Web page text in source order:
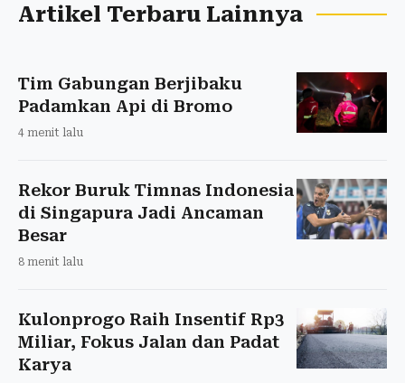
Artikel Terbaru Lainnya
Tim Gabungan Berjibaku
Padamkan Api di Bromo
4 menit lalu
Rekor Buruk Timnas Indonesia
di Singapura Jadi Ancaman
Besar
8 menit lalu
Kulonprogo Raih Insentif Rp3
Miliar, Fokus Jalan dan Padat
Karya